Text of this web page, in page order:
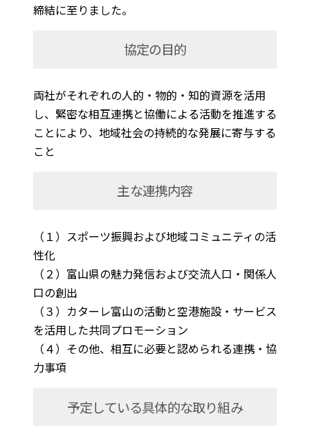
締結に至りました。
協定の目的
両社がそれぞれの人的・物的・知的資源を活用
し、緊密な相互連携と協働による活動を推進する
ことにより、地域社会の持続的な発展に寄与する
こと
主な連携内容
（１）スポーツ振興および地域コミュニティの活
性化
（２）富山県の魅力発信および交流人口・関係人
口の創出
（３）カターレ富山の活動と空港施設・サービス
を活用した共同プロモーション
（４）その他、相互に必要と認められる連携・協
力事項
予定している具体的な取り組み